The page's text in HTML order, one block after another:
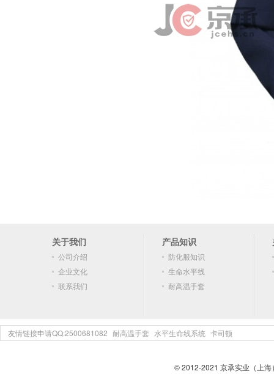
关于我们
公司介绍
企业文化
联系我们
产品知识
防化服知识
生命水平线
耐高温手套
友情链接申请QQ:2500681082 耐高温手套 水平生命线系统 卡司顿
© 2012-2021 京承实业（上